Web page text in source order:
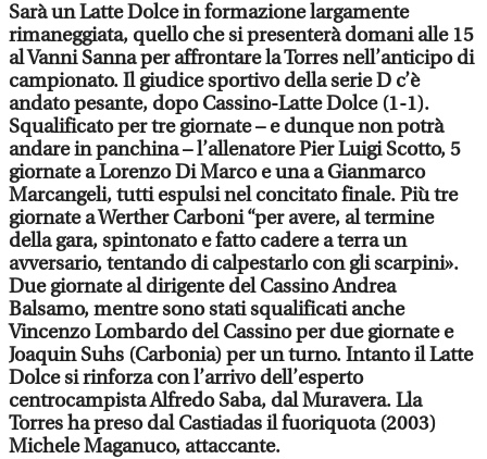
Sarà un Latte Dolce in formazione largamente
rimaneggiata, quello che si presenterà domani alle 15
al Vanni Sanna per affrontare la Torres nell’anticipo di
campionato. Il giudice sportivo della serie D c’è
andato pesante, dopo Cassino-Latte Dolce (1-1).
Squalificato per tre giornate – e dunque non potrà
andare in panchina – l’allenatore Pier Luigi Scotto, 5
giornate a Lorenzo Di Marco e una a Gianmarco
Marcangeli, tutti espulsi nel concitato finale. Più tre
giornate a Werther Carboni “per avere, al termine
della gara, spintonato e fatto cadere a terra un
avversario, tentando di calpestarlo con gli scarpini».
Due giornate al dirigente del Cassino Andrea
Balsamo, mentre sono stati squalificati anche
Vincenzo Lombardo del Cassino per due giornate e
Joaquin Suhs (Carbonia) per un turno. Intanto il Latte
Dolce si rinforza con l’arrivo dell’esperto
centrocampista Alfredo Saba, dal Muravera. Lla
Torres ha preso dal Castiadas il fuoriquota (2003)
Michele Maganuco, attaccante.